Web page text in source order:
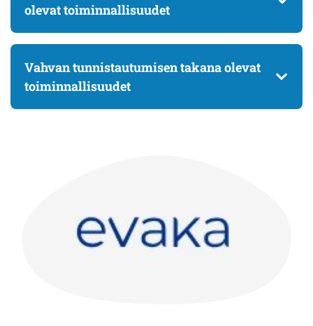
olevat toiminnallisuudet
Vahvan tunnistautumisen takana olevat
toiminnallisuudet